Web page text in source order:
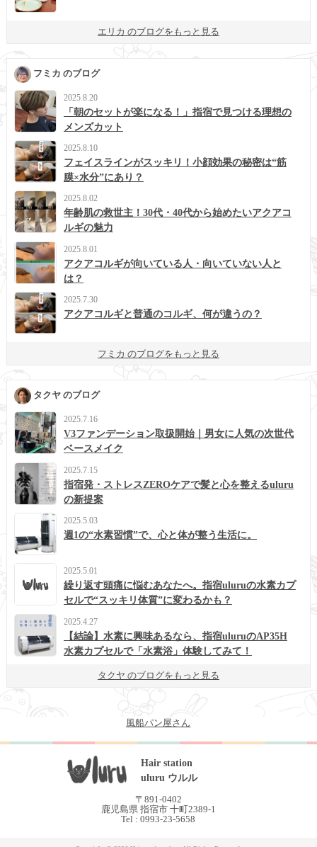
エリカ のブログをもっと見る
フミカ のブログ
2025.8.20
「朝のセットが楽になる！」指宿で見つける理想の
メンズカット
2025.8.10
フェイスラインがスッキリ！小顔効果の秘密は“筋
膜×水分”にあり？
2025.8.02
年齢肌の救世主！30代・40代から始めたいアクアコ
ルギの魅力
2025.8.01
アクアコルギが向いている人・向いていない人と
は？
2025.7.30
アクアコルギと普通のコルギ、何が違うの？
フミカ のブログをもっと見る
タクヤ のブログ
2025.7.16
V3ファンデーション取扱開始｜男女に人気の次世代
ベースメイク
2025.7.15
指宿発・ストレスZEROケアで髪と心を整えるuluru
の新提案
2025.5.03
週1の“水素習慣”で、心と体が整う生活に。
2025.5.01
繰り返す頭痛に悩むあなたへ。指宿uluruの水素カプ
セルで“スッキリ体質”に変わるかも？
2025.4.27
【結論】水素に興味あるなら、指宿uluruのAP35H
水素カプセルで「水素浴」体験してみて！
タクヤ のブログをもっと見る
風船パン屋さん
Hair station
uluru ウルル
〒891-0402
鹿児島県 指宿市 十町2389-1
Tel : 0993-23-5658